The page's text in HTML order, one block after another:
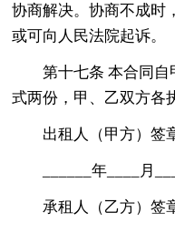
协商解决。协商不成时
或可向人民法院起诉。
第十七条 本合同
式两份，甲、乙双方各
出租人（甲方）签
______年____月
承租人（乙方）签